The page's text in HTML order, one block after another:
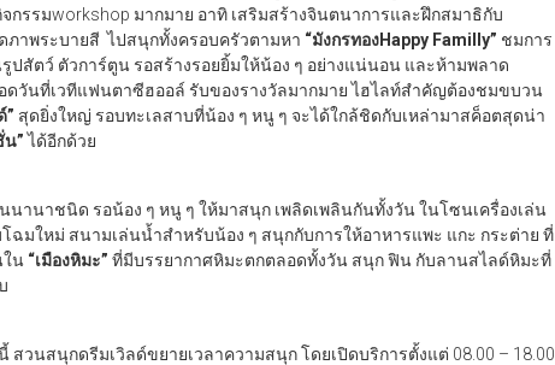
กรรมworkshop มากมาย อาทิ เสริมสร้างจินตนาการและฝึกสมาธิกับ
ภาพระบายสี ไปสนุกทั้งครอบครัวตามหา “มังกรทองHappy Familly” ชมการ
รูปสัตว์ ตัวการ์ตูน รอสร้างรอยยิ้มให้น้อง ๆ อย่างแน่นอน และห้ามพลาด
ดวันที่เวทีแฟนตาซีฮออล์ รับของรางวัลมากมาย ไฮไลท์สำคัญต้องชมขบวน
” สุดยิ่งใหญ่ รอบทะเลสาบที่น้อง ๆ หนู ๆ จะได้ใกล้ชิดกับเหล่ามาสค็อตสุดน่า
น”ได้อีกด้วย
นานาชนิด รอน้อง ๆ หนู ๆ ให้มาสนุก เพลิดเพลินกันทั้งวัน ในโซนเครื่องเล่น
ฉมใหม่ สนามเล่นน้ำสำหรับน้อง ๆ สนุกกับการให้อาหารแพะ แกะ กระต่าย ที่
ใน “เมืองหิมะ” ที่มีบรรยากาศหิมะตกตลอดทั้งวัน สนุก ฟิน กับลานสไลด์หิมะที่
สวนสนุกดรีมเวิลด์ขยายเวลาความสนุก โดยเปิดบริการตั้งแต่ 08.00 – 18.00